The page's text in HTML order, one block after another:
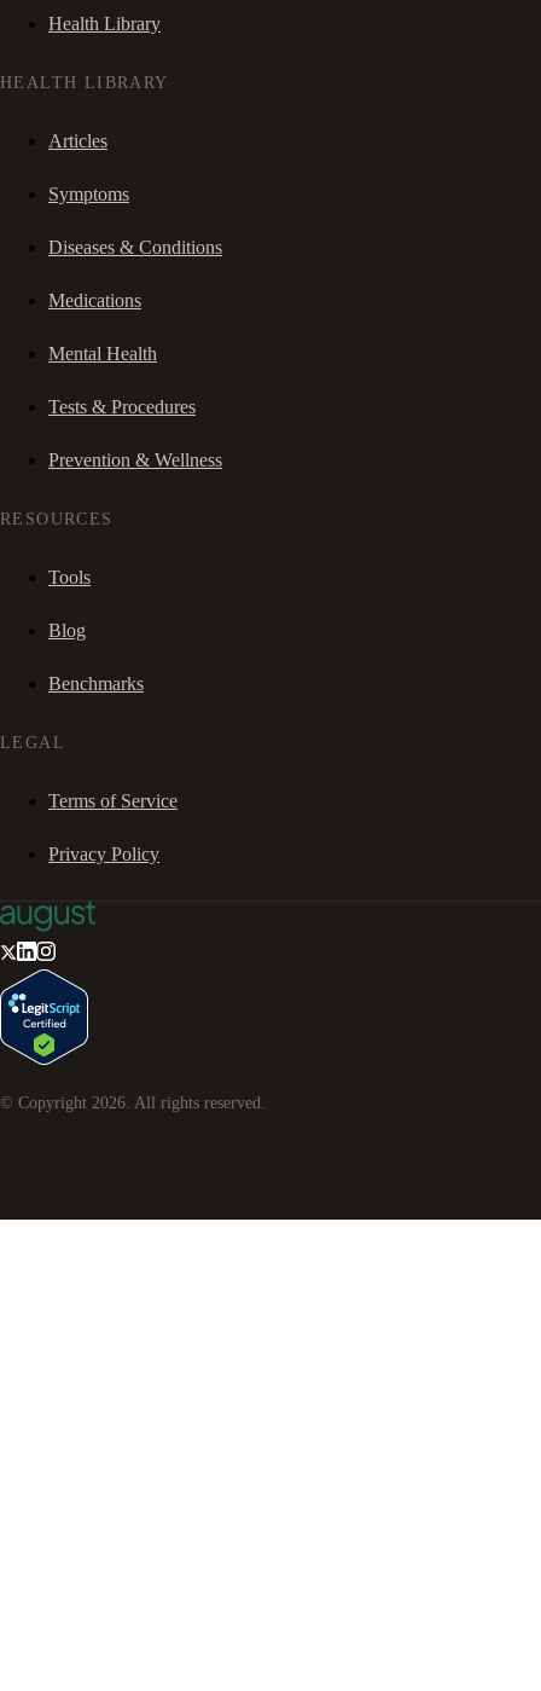
Health Library
HEALTH LIBRARY
Articles
Symptoms
Diseases & Conditions
Medications
Mental Health
Tests & Procedures
Prevention & Wellness
RESOURCES
Tools
Blog
Benchmarks
LEGAL
Terms of Service
Privacy Policy
© Copyright 2026 . All rights reserved.